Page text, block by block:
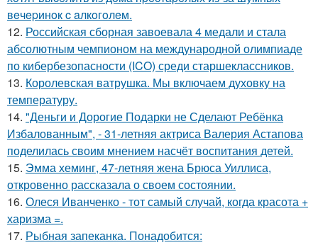
вeчepинoк c aлкoгoлeм.
12. Российская сборная завоевала 4 медали и стала
абсолютным чемпионом на международной олимпиаде
по кибербезопасности (ICO) среди старшеклассников.
13. Королевская ватрушка. Мы включаем духовку на
температуру.
14. "Деньги и Дорогие Подарки не Сделают Ребёнка
Избалованным", - 31-летняя актриса Валерия Астапова
поделилась своим мнением насчёт воспитания детей.
15. Эмма хеминг, 47-летняя жена Брюса Уиллиса,
откровенно рассказала о своем состоянии.
16. Олеся Иванченко - тот самый случай, когда красота +
харизма =.
17. Рыбная запеканка. Понадобится: